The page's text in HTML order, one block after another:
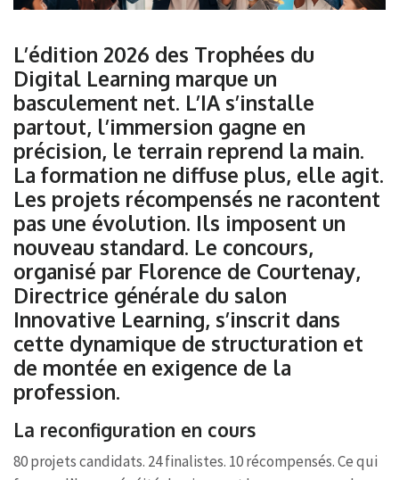
L’édition 2026 des Trophées du
Digital Learning marque un
basculement net. L’IA s’installe
partout, l’immersion gagne en
précision, le terrain reprend la main.
La formation ne diffuse plus, elle agit.
Les projets récompensés ne racontent
pas une évolution. Ils imposent un
nouveau standard. Le concours,
organisé par Florence de Courtenay,
Directrice générale du salon
Innovative Learning, s’inscrit dans
cette dynamique de structuration et
de montée en exigence de la
profession.
La reconfiguration en cours
80 projets candidats. 24 finalistes. 10 récompensés. Ce qui